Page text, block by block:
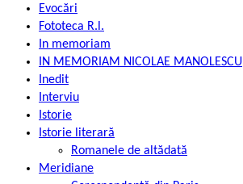
Evocări
Fototeca R.l.
In memoriam
IN MEMORIAM NICOLAE MANOLESCU
Inedit
Interviu
Istorie
Istorie literară
Romanele de altădată
Meridiane